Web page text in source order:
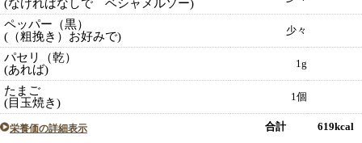
(なければなしで ベシャメルソー)
ペッパー（黒）
(（粗挽き）お好みで)
少々
パセリ（乾）
(あれば)
1g
たまご
(目玉焼き)
1個
栄養価の詳細表示 合計 619kcal